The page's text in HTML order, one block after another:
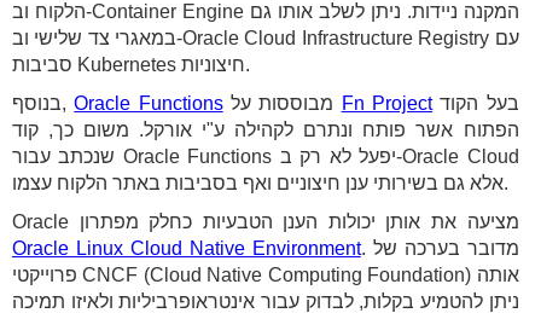
הלקוח וב-Container Engine המקנה ניידות. ניתן לשלב אותו גם
במאגרי צד שלישי וב-Oracle Cloud Infrastructure Registry עם
סביבות Kubernetes חיצוניות.
בנוסף,Oracle Functions Fn Projectבעל הקוד
הפתוח אשר פותח ונתרם לקהילה ע"י אורקל. משום כך, קוד
שנכתב עבור Oracle Functions יפעל לא רק ב-Oracle Cloud
אלא גם בשירותי ענן חיצוניים ואף בסביבות באתר הלקוח עצמו.
Oracle מציעה את אותן יכולות הענן הטבעיות כחלק מפתרון
Oracle Linux Cloud Native Environment. מדובר בערכה של
פרוייקטי CNCF (Cloud Native Computing Foundation) אותה
ניתן להטמיע בקלות, לבדוק עבור אינטראופרביליות ולאיזו תמיכה